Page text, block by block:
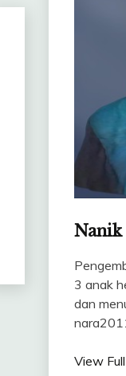
Nanik
3 anak
dan
View